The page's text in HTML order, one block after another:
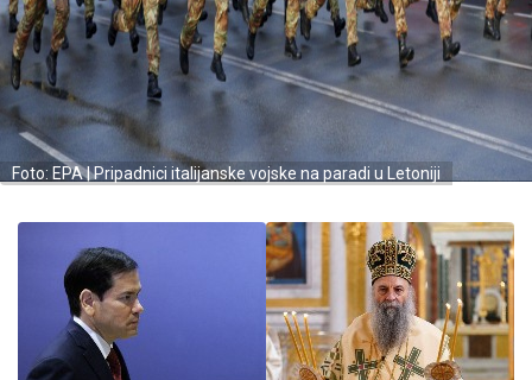
Foto: EPA | Pripadnici italijanske vojske na paradi u Letoniji